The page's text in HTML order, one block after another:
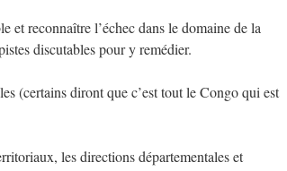
et reconnaître l’échec dans le domaine de la
discutables pour y remédier.
(certains diront que c’est tout le Congo qui est
les directions départementales et